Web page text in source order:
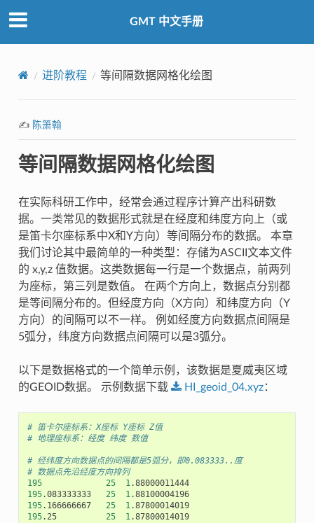
GMT 中文手册
进阶教程 等间隔数据网格化绘图
✍️ 陈箫翰
等间隔数据网格化绘图
在实际科研工作中，经常会通过程序计算产出科研数
据。一类常见的数据形式就是在经度和纬度方向上（或
是笛卡尔座标系中X和Y方向）等间隔分布的数据。 本章
我们讨论其中最简单的一种类型：存储为ASCII文本文件
的 x,y,z 值数据。这类数据每一行是一个数据点，前两列
为座标，第三列是数值。 在两个方向上，数据点分别都
是等间隔分布的。但经度方向（X方向）和纬度方向（Y
方向）的间隔可以不一样。 例如经度方向数据点间隔是
5弧分，纬度方向数据点间隔可以是3弧分。
以下是数据格式的一个简单示例，该数据是夏威夷区域
的GEOID数据。 示例数据下载
HI_geoid_04.xyz：
# 笛卡尔座标系：X座标 Y座标 Z值
# 地理座标系：经度 纬度 数值
# 经纬度方向数据点的间隔都是5弧分，即0.083333..度
# 数据点先沿经度方向排列
195
25 1
.88000011444
195.083333333 25 1
.88100004196
195.166666667 25 1
.87800014019
195.25 25 1.87800014019